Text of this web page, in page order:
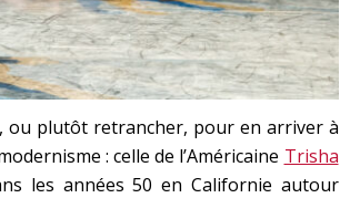
ou plutôt retrancher, pour en arriver à
: celle de l’Américaine Trisha
les années 50 en Californie autour